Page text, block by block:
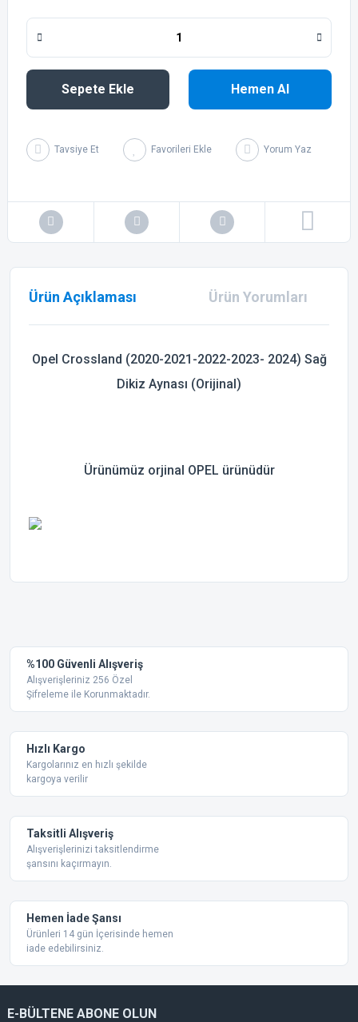
Sepete Ekle Hemen Al
Tavsiye Et Yorum Yaz
Ürün Açıklaması Ürün Yorumları
Opel Crossland (2020-2021-2022-2023- 2024) Sağ
Dikiz Aynası (Orijinal)
Ürünümüz orjinal OPEL ürünüdür
Ürün resmi kalitesiz, bozuk veya görüntülenemiyor.
Ürün açıklamasında eksik bilgiler bulunuyor.
Bu ürüne benzer farklı alternatifler olmalı.
%100 Güvenli Alışveriş
Alışverişleriniz 256 Özel
Şifreleme ile Korunmaktadır.
Hızlı Kargo
Kargolarınız en hızlı şekilde
kargoya verilir
Taksitli Alışveriş
Alışverişlerinizi taksitlendirme
şansını kaçırmayın.
Hemen İade Şansı
Ürünleri 14 gün İçerisinde hemen
iade edebilirsiniz.
E-BÜLTENE ABONE OLUN